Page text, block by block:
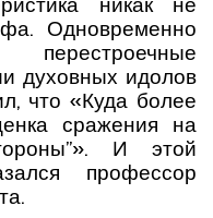
Одновременно
духовных идолов
что «Куда более
сражения на
И этой
профессор